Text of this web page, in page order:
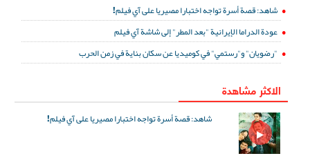
شاهد: قصة أسرة تواجه اختبارا مصيريا على آي فيلم!
عودة الدراما الإيرانية "بعد المطر" إلى شاشة آي فيلم
"رضويان" و"رستمي" في كوميديا عن سكان بناية في زمن الحرب
الاكثر مشاهدة
شاهد: قصة أسرة تواجه اختبارا مصيريا على آي فيلم!